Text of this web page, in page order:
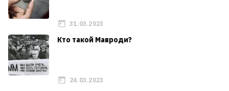
31.03.2023
Кто такой Мавроди?
24.03.2023